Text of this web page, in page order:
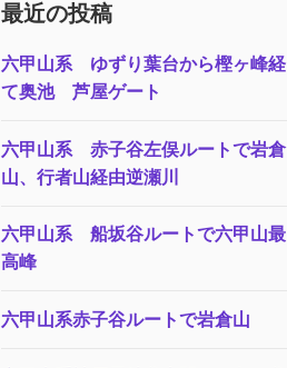
最近の投稿
六甲山系 ゆずり葉台から樫ヶ峰経
て奥池 芦屋ゲート
六甲山系 赤子谷左俣ルートで岩倉
山、行者山経由逆瀬川
六甲山系 船坂谷ルートで六甲山最
高峰
六甲山系赤子谷ルートで岩倉山